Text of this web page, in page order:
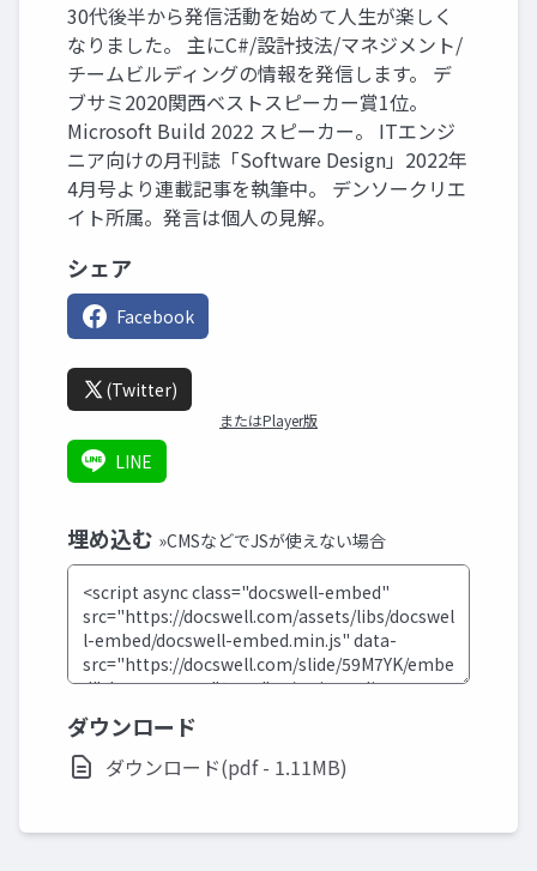
30代後半から発信活動を始めて人生が楽しく
なりました。 主にC#/設計技法/マネジメント/
チームビルディングの情報を発信します。 デ
ブサミ2020関西ベストスピーカー賞1位。
Microsoft Build 2022 スピーカー。 ITエンジ
ニア向けの月刊誌「Software Design」2022年
4月号より連載記事を執筆中。 デンソークリエ
イト所属。発言は個人の見解。
シェア
Facebook
(Twitter)
またはPlayer版
LINE
埋め込む »CMSなどでJSが使えない場合
ダウンロード
ダウンロード(pdf - 1.11MB)